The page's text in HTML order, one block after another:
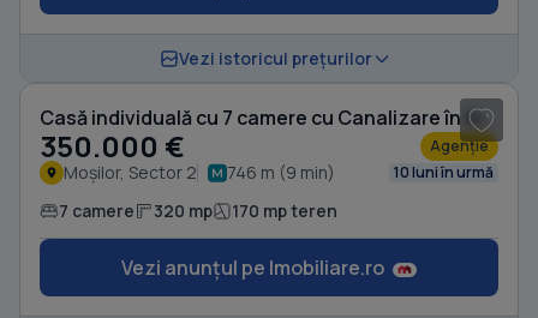
Vezi istoricul prețurilor
Casă individuală cu 7 camere cu Canalizare în Moșilor
350.000 € Agenție
Moșilor, Sector 2 746 m (9 min) 10 luni în urmă
7 camere 320 mp 170 mp teren
Vezi anunțul pe Imobiliare.ro